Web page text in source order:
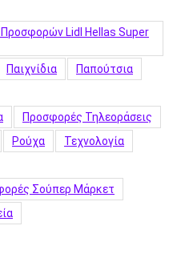
Lidl Hellas Super
Παιχνίδια
Παπούτσια
Προσφορές Τηλεοράσεις
Ρούχα
Τεχνολογία
Σούπερ Μάρκετ